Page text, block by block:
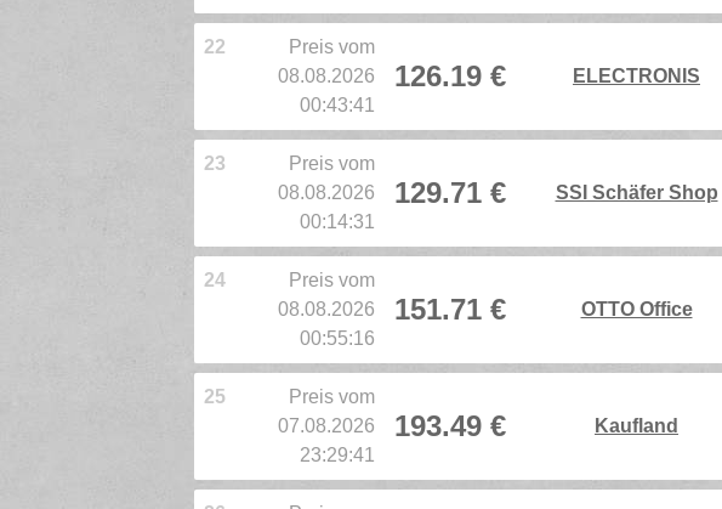
22
Preis vom
08.08.2026
00:43:41
126.19 € ELECTRONIS
23
Preis vom
08.08.2026
00:14:31
129.71 € SSI Schäfer Shop
24
Preis vom
08.08.2026
00:55:16
151.71 € OTTO Office
25
Preis vom
07.08.2026
23:29:41
193.49 € Kaufland